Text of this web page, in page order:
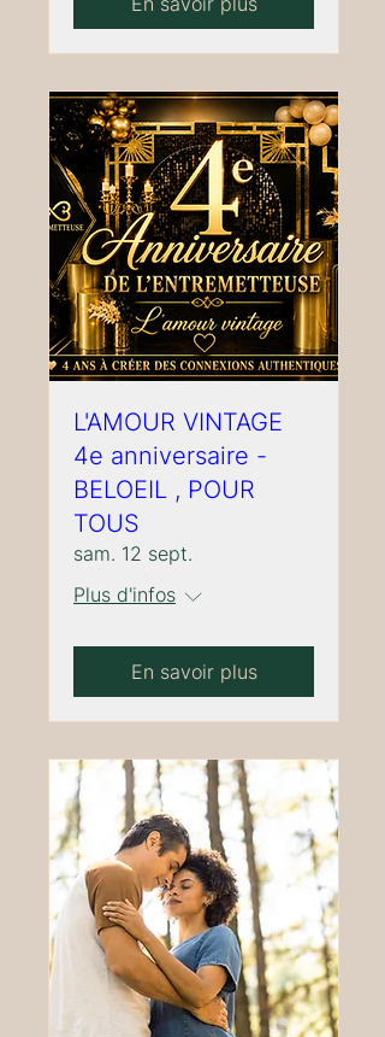
L'AMOUR VINTAGE
4e anniversaire -
BELOEIL , POUR
TOUS
sam. 12 sept.
Plus d'infos
En savoir plus